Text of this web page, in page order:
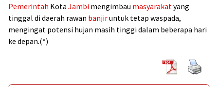
Pemerintah Kota Jambi mengimbau masyarakatyang
tinggal di daerah rawan banjiruntuk tetap waspada,
mengingat potensi hujan masih tinggi dalam beberapa hari
ke depan.(*)